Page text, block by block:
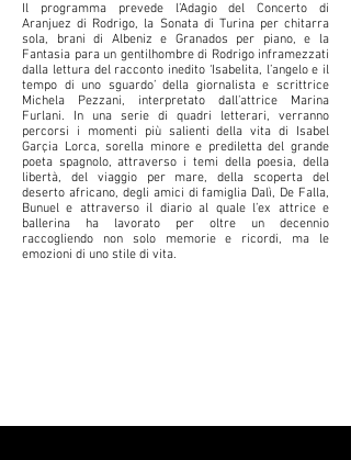
Il programma prevede l’Adagio del Concerto di
Aranjuez di Rodrigo, la Sonata di Turina per chitarra
sola, brani di Albeniz e Granados per piano, e la
Fantasia para un gentilhombre di Rodrigo inframezzati
dalla lettura del racconto inedito ‘Isabelita, l’angelo e il
tempo di uno sguardo’ della giornalista e scrittrice
Michela Pezzani, interpretato dall’attrice Marina
Furlani. In una serie di quadri letterari, verranno
percorsi i momenti più salienti della vita di Isabel
Garçia Lorca, sorella minore e prediletta del grande
poeta spagnolo, attraverso i temi della poesia, della
libertà, del viaggio per mare, della scoperta del
deserto africano, degli amici di famiglia Dalì, De Falla,
Bunuel e attraverso il diario al quale l’ex attrice e
ballerina ha lavorato per oltre un decennio
raccogliendo non solo memorie e ricordi, ma le
emozioni di uno stile di vita.